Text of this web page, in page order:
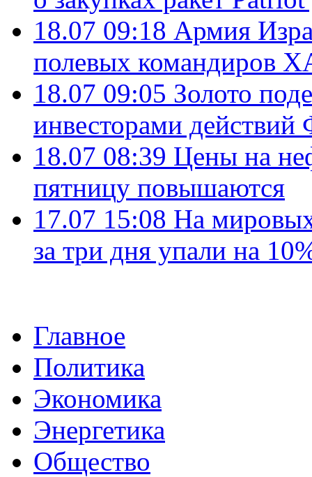
18.07 09:18 Армия
полевых командиров
18.07 09:05 Золото
инвесторами
18.07 08:39 Цены на
пятницу повышаются
17.07 15:08 На
за три дня упали на
Главное
Политика
Экономика
Энергетика
Общество